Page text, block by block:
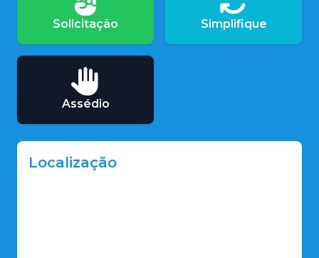
Solicitação Simplifique
Assédio
Localização